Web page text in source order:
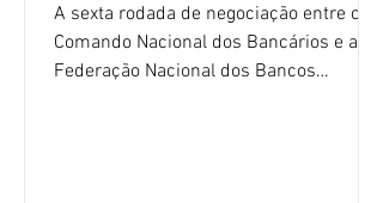
A sexta rodada de negociação entre o
Comando Nacional dos Bancários e a
Federação Nacional dos Bancos